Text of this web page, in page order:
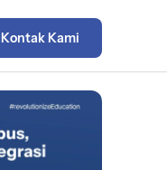
Kontak Kami